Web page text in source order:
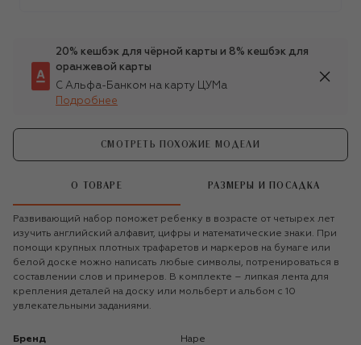
20% кешбэк для чёрной карты и 8% кешбэк для
оранжевой карты
С Альфа-Банком на карту ЦУМа
Подробнее
СМОТРЕТЬ ПОХОЖИЕ МОДЕЛИ
О ТОВАРЕ РАЗМЕРЫ И ПОСАДКА
Развивающий набор поможет ребенку в возрасте от четырех лет
изучить английский алфавит, цифры и математические знаки. При
помощи крупных плотных трафаретов и маркеров на бумаге или
белой доске можно написать любые символы, потренироваться в
составлении слов и примеров. В комплекте – липкая лента для
крепления деталей на доску или мольберт и альбом с 10
увлекательными заданиями.
Бренд Hape